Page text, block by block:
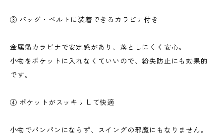
③ バッグ・ベルトに装着できるカラビナ付き
金属製カラビナで安定感があり、落としにくく安心。
小物をポケットに入れなくていいので、紛失防止にも効果的
です。
④ ポケットがスッキリして快適
小物でパンパンにならず、スイングの邪魔にもなりません。